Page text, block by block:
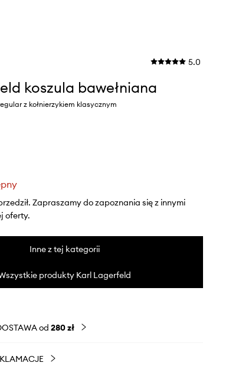
5.0
koszula bawełniana
z kołnierzykiem klasycznym
Zapraszamy do zapoznania się z innymi
oferty.
Inne z tej kategorii
produkty Karl Lagerfeld
od 280 zł